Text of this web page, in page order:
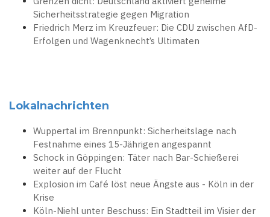
Sicherheitsstrategie gegen Migration
Friedrich Merz im Kreuzfeuer: Die CDU zwischen AfD-
Erfolgen und Wagenknecht’s Ultimaten
Lokalnachrichten
Wuppertal im Brennpunkt: Sicherheitslage nach
Festnahme eines 15-Jährigen angespannt
Schock in Göppingen: Täter nach Bar-Schießerei
weiter auf der Flucht
Explosion im Café löst neue Ängste aus - Köln in der
Krise
Köln-Niehl unter Beschuss: Ein Stadtteil im Visier der